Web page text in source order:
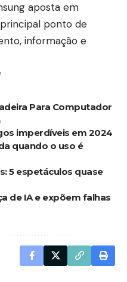
aposta em
ponto de
informação e
Para Computador
imperdíveis em 2024
quando o uso é
5 espetáculos quase
de IA e expõem falhas